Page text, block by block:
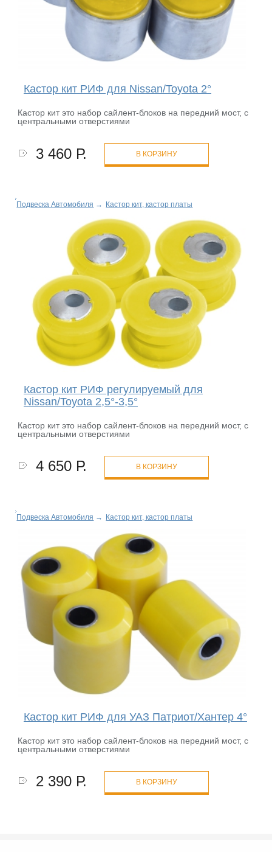
Кастор кит РИФ для Nissan/Toyota 2°
Кастор кит это набор сайлент-блоков на передний мост, с
центральными отверстиями
3 460 Р. В КОРЗИНУ
Подвеска Автомобиля → Кастор кит, кастор платы
Кастор кит РИФ регулируемый для
Nissan/Toyota 2,5°-3,5°
Кастор кит это набор сайлент-блоков на передний мост, с
центральными отверстиями
4 650 Р. В КОРЗИНУ
Подвеска Автомобиля → Кастор кит, кастор платы
Кастор кит РИФ для УАЗ Патриот/Хантер 4°
Кастор кит это набор сайлент-блоков на передний мост, с
центральными отверстиями
2 390 Р. В КОРЗИНУ